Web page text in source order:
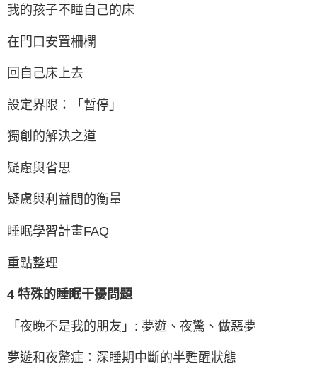
我的孩子不睡自己的床
在門口安置柵欄
回自己床上去
設定界限：「暫停」
獨創的解決之道
疑慮與省思
疑慮與利益間的衡量
睡眠學習計畫FAQ
重點整理
4 特殊的睡眠干擾問題
「夜晚不是我的朋友」: 夢遊、夜驚、做惡夢
夢遊和夜驚症：深睡期中斷的半甦醒狀態